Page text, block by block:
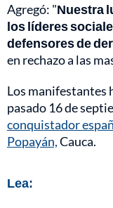
Agregó: "Nuestra
los líderes
defensores de
en rechazo a las
Los manifestantes
pasado 16 de
conquistador
Popayán,Cauca.
Lea: